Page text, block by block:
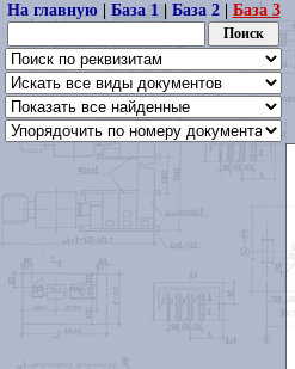
На главную| База 1| База 2| База 3